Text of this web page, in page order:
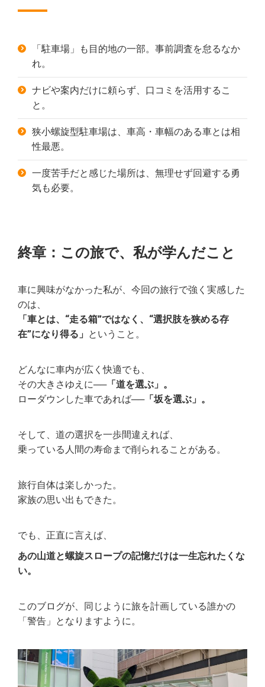
「駐車場」も目的地の一部。事前調査を怠るなか
れ。
ナビや案内だけに頼らず、口コミを活用するこ
と。
狭小螺旋型駐車場は、車高・車幅のある車とは相
性最悪。
一度苦手だと感じた場所は、無理せず回避する勇
気も必要。
終章：この旅で、私が学んだこと
車に興味がなかった私が、今回の旅行で強く実感した
のは、
「車とは、“走る箱”ではなく、“選択肢を狭める存
在”になり得る」 ということ。
どんなに車内が広く快適でも、
その大きさゆえに──「道を選ぶ」。
ローダウンした車であれば──「坂を選ぶ」。
そして、道の選択を一歩間違えれば、
乗っている人間の寿命まで削られることがある。
旅行自体は楽しかった。
家族の思い出もできた。
でも、正直に言えば、
あの山道と螺旋スロープの記憶だけは一生忘れたくな
い。
このブログが、同じように旅を計画している誰かの
「警告」となりますように。